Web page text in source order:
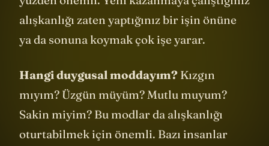
alışkanlığı zaten yaptığınız bir işin önüne
ya da sonuna koymak çok işe yarar.
Hangi duygusal moddayım? Kızgın
mıyım? Üzgün müyüm? Mutlu muyum?
Sakin miyim? Bu modlar da alışkanlığı
oturtabilmek için önemli. Bazı insanlar